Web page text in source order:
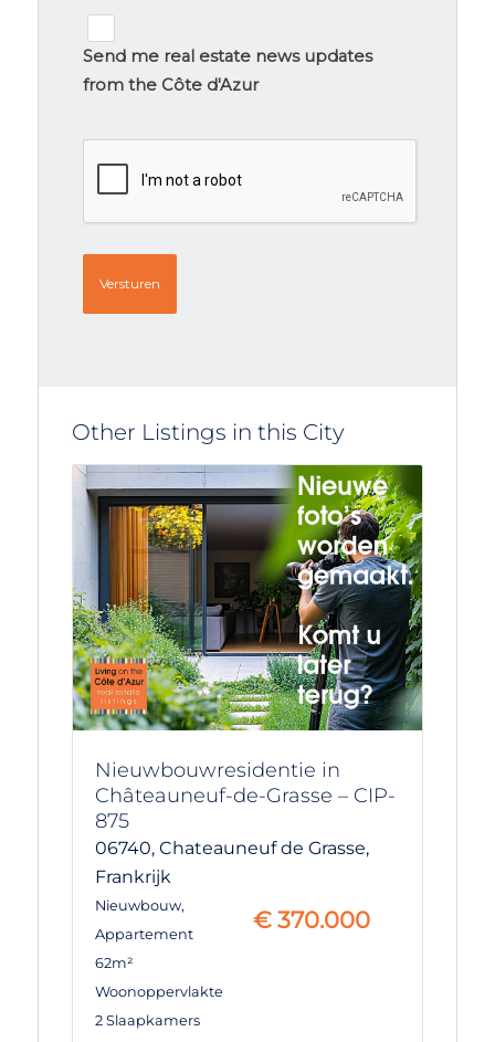
signup
Send me real estate news updates
from the Côte d'Azur
Other Listings in this City
Nieuwbouwresidentie in
Châteauneuf-de-Grasse – CIP-
875
06740, Chateauneuf de Grasse,
Frankrijk
Nieuwbouw,
Appartement
62m²
Woonoppervlakte
2 Slaapkamers
€ 370.000